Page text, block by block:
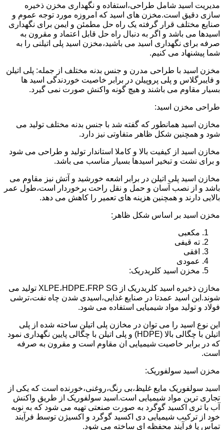
مدیریت اسید شامل طراحی،استفاده و نگهداری مخزن ذخیره
سازی دقیق است.مخزن های اسید که امروزه مورد توجه عموم و
صنایع مختلف قرار گرفته یک راه حل مطمئن و ایمن برای نگهداری
اسیدها می باشد و اگر به دنبال راه حل قابل اعتماد و مقرون به
صرفه برای نگهداری اسید می باشید،مخزن اسید پلی اتیلنی را به
شما پیشنهاد می کنیم.
مخزن اسید با طراحی مدرن و جنس بدنه مختلف از جمله: پلی اتیلن
و فایبرگلاس و پلی پروپیلن در برابر خاصیت خوردندگی اسید ها
بسیار مقاوم می باشند و هیچ گونه واکنش صورت نمی گیرد.
طراحی مخزن اسید:
مخازن اسید همانطور که گفته شد با جنس بدنه مختلف تولید می
شود و همچنین شکل ظاهر متفاوتی نیز دارد.
مخازن اسید از کیفیت بالا و کاملا استاندار تولید و طراحی می شود
و برای نشت و تبخیر اسیدها بسیار مناسب می باشد.
مخازن اسید پلی اتیلن در برابر اشعه خورشید و آتش نیز مقاوم می
باشد و از نصب آسان و حمل و نقل راحت برخوردار است،طول عمر
بالایی دارند و همچنین هزینه های تعمیر را کاهش می دهد.
مخزن اسید بر اساس شکل ظاهر:
مکعبی
ته قیفی
افقی
عمودی
مخزن اسید کلریدریک:
مخازن ذخیره اسید کلریدریک از XLPE،HDPE،FRP SG تولید می
شوند.این اسید عمدتا در صنایع غذایی،اسیدی شدن چاه نفت،ترشی
فولاد و تولید مواد شیمیایی استفاده می شود.
این نوع اسید را می توان در مخازن پلی اتیلن ساخته شده از پلی
اتیلن با چگالی بالا (HDPE) و پلی اتیلن با چگالی پایین نگهداری نمود
که در برابر خاصیت شیمیایی ان مقاوم است و مقرون به صرفه
است.
مخزن اسید سولفوریک:
اسید سولفوریک مایع غلیظ،بی رنگ،روغنی،خورنده است که یکی از
تجاری ترین مواد شیمیایی است.اسید سولفوریک از طریق واکنش
آب با تری اکسید گوگرد به صورت صنعتی تهیه می شود که به نوبه
خود از ترکیب شیمیایی دی اکسید گوگرد و اکسیژن توسط فرآیند
تماس یا فرآیند محفظه ای ساخته می شود.